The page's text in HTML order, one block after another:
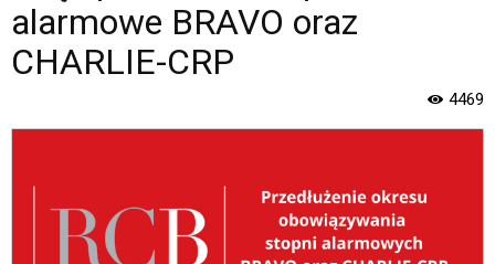
Piaseczno".
Strona
jest
pozwalające
szybko
przechodzić
alarmowe BRAVO oraz
CHARLIE-CRP
4469